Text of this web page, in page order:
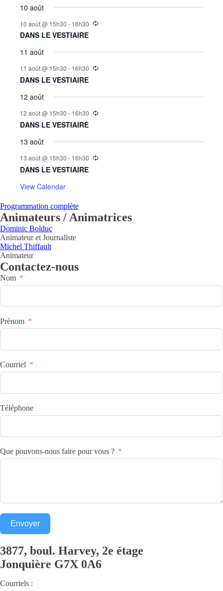
10 août
10 août @ 15h30 - 16h30
DANS LE VESTIAIRE
11 août
11 août @ 15h30 - 16h30
DANS LE VESTIAIRE
12 août
12 août @ 15h30 - 16h30
DANS LE VESTIAIRE
13 août
13 août @ 15h30 - 16h30
DANS LE VESTIAIRE
View Calendar
Programmation complète
Animateurs / Animatrices
Dominic Bolduc
Animateur et Journaliste
Michel Thiffault
Animateur
Contactez-nous
Nom
Prénom
Courriel
Téléphone
Que pouvons-nous faire pour vous ?
Envoyer
3877, boul. Harvey, 2e étage
Jonquière G7X 0A6
Courriels :